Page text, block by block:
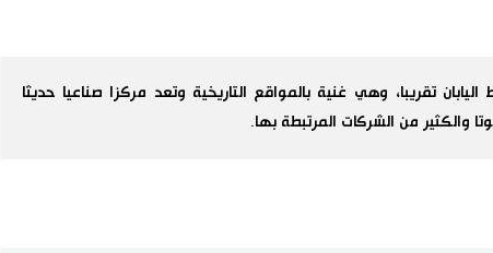
تقريبا، وهي غنية بالمواقع التاريخية وتعد مركزا صناعيا حديثا
والكثير من الشركات المرتبطة بها.